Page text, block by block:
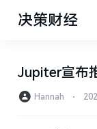
决策财经
Jupiter宣布
Hannah ⋅